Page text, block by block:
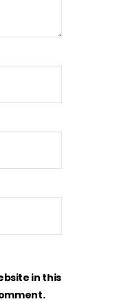
in this